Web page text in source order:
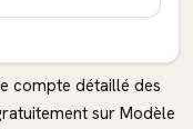
compte détaillé des
sur Modèle